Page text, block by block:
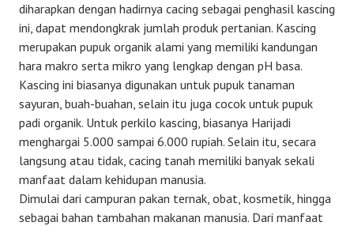
diharapkan dengan hadirnya cacing sebagai penghasil kascing
ini, dapat mendongkrak jumlah produk pertanian. Kascing
merupakan pupuk organik alami yang memiliki kandungan
hara makro serta mikro yang lengkap dengan pH basa.
Kascing ini biasanya digunakan untuk pupuk tanaman
sayuran, buah-buahan, selain itu juga cocok untuk pupuk
padi organik. Untuk perkilo kascing, biasanya Harijadi
menghargai 5.000 sampai 6.000 rupiah. Selain itu, secara
langsung atau tidak, cacing tanah memiliki banyak sekali
manfaat dalam kehidupan manusia.
Dimulai dari campuran pakan ternak, obat, kosmetik, hingga
sebagai bahan tambahan makanan manusia. Dari manfaat